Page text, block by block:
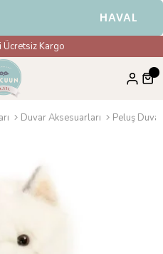
HAVALE &
Ücretsiz Kargo
Duvar Aksesuarları Peluş